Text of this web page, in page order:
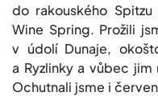
do rakouského Spitzu
Wine Spring. Prožili
v údolí Dunaje,
a Ryzlinky a vůbec
Ochutnali jsme i